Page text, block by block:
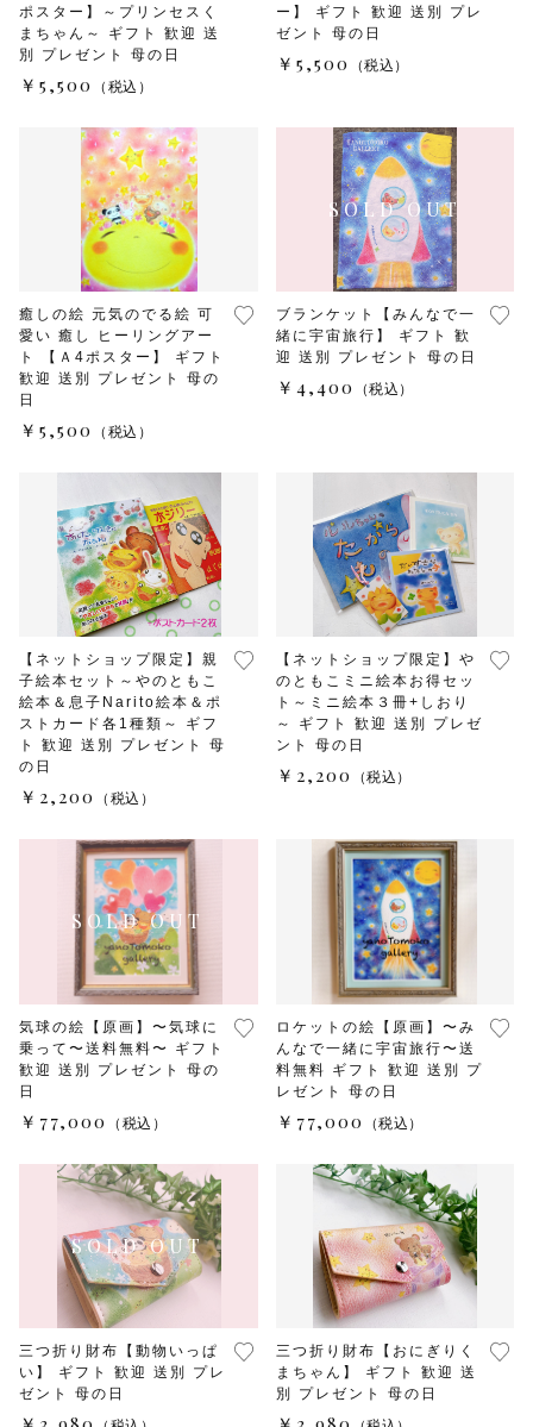
ポスター】～プリンセスく
まちゃん～ ギフト 歓迎 送
別 プレゼント 母の日
￥5,500 （税込）
ー】 ギフト 歓迎 送別 プレ
ゼント 母の日
￥5,500 （税込）
癒しの絵 元気のでる絵 可
愛い 癒し ヒーリングアー
ト 【Ａ4ポスター】 ギフト
歓迎 送別 プレゼント 母の
日
￥5,500 （税込）
ブランケット【みんなで一
緒に宇宙旅行】 ギフト 歓
迎 送別 プレゼント 母の日
￥4,400 （税込）
【ネットショップ限定】親
子絵本セット～やのともこ
絵本＆息子Narito絵本＆ポ
ストカード各1種類～ ギフ
ト 歓迎 送別 プレゼント 母
の日
￥2,200 （税込）
【ネットショップ限定】や
のともこミニ絵本お得セッ
ト～ミニ絵本３冊+しおり
～ ギフト 歓迎 送別 プレゼ
ント 母の日
￥2,200 （税込）
気球の絵【原画】〜気球に
乗って〜送料無料〜 ギフト
歓迎 送別 プレゼント 母の
日
￥77,000 （税込）
ロケットの絵【原画】〜み
んなで一緒に宇宙旅行〜送
料無料 ギフト 歓迎 送別 プ
レゼント 母の日
￥77,000 （税込）
三つ折り財布【動物いっぱ
い】 ギフト 歓迎 送別 プレ
ゼント 母の日
三つ折り財布【おにぎりく
まちゃん】 ギフト 歓迎 送
別 プレゼント 母の日